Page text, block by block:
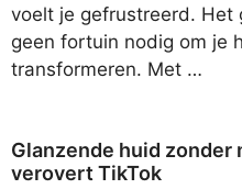
voelt je gefrustreerd. Het
geen fortuin nodig om je
transformeren. Met …
Glanzende huid zonder
verovert TikTok